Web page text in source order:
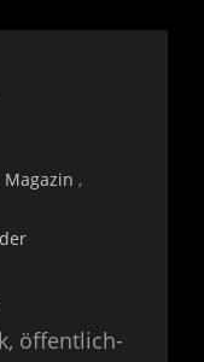
Magazin ,
öffentlich-